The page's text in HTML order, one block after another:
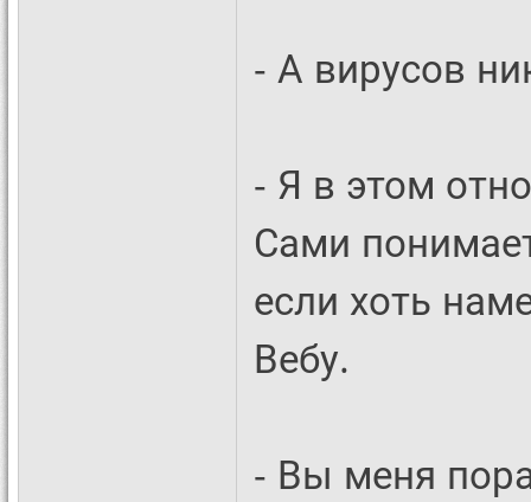
- А вирусов
- Я в этом
Сами
если хоть
Вебу.
- Вы меня